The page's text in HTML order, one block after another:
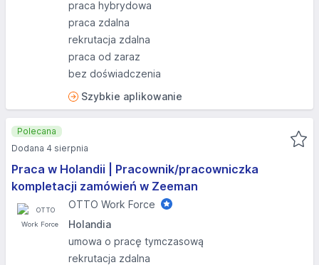
praca hybrydowa
praca zdalna
rekrutacja zdalna
praca od zaraz
bez doświadczenia
Szybkie aplikowanie
Praca w Holandii | Pracownik/pracowniczka
kompletacji zamówień w Zeeman
OTTO Work Force
Holandia
umowa o pracę tymczasową
rekrutacja zdalna
Polecana
Dodana 4 sierpnia